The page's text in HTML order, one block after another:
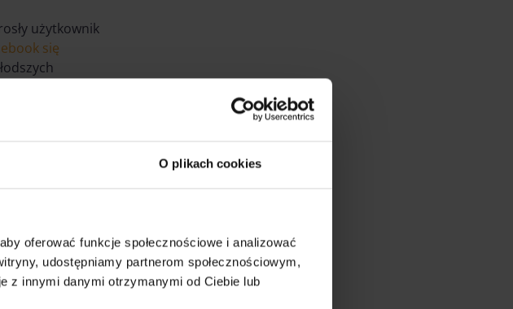
O plikach cookies
oferować funkcje społecznościowe i analizować
udostępniamy partnerom społecznościowym,
z innymi danymi otrzymanymi od Ciebie lub
użytkownik
się
do
grup
w Stanach
generation